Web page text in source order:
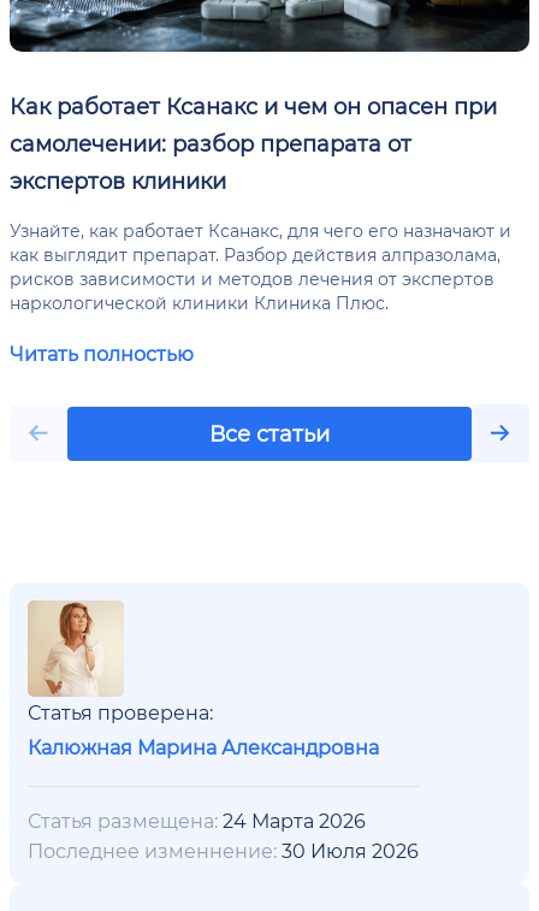
Как работает Ксанакс и чем он опасен при
самолечении: разбор препарата от
экспертов клиники
Узнайте, как работает Ксанакс, для чего его назначают и
как выглядит препарат. Разбор действия алпразолама,
рисков зависимости и методов лечения от экспертов
наркологической клиники Клиника Плюс.
Читать полностью
Все статьи
Статья проверена:
Калюжная Марина Александровна
Статья размещена:24 Марта 2026
Последнее изменнение:30 Июля 2026